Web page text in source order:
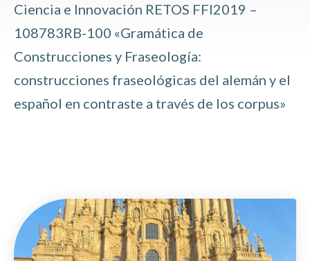
Ciencia e Innovación RETOS FFI2019 –
108783RB-100 «Gramática de
Construcciones y Fraseología:
construcciones fraseológicas del alemán y el
español en contraste a través de los corpus»